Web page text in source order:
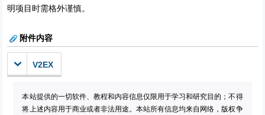
明项目时需格外谨慎。
附件内容
V2EX
本站提供的一切软件、教程和内容信息仅限用于学习和研究目的；不得
将上述内容用于商业或者非法用途。本站所有信息均来自网络，版权争